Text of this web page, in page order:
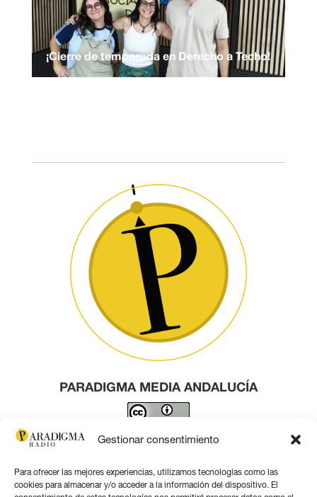
Gestionar consentimiento
Para ofrecer las mejores experiencias, utilizamos tecnologías como las
cookies para almacenar y/o acceder a la información del dispositivo. El
¡Cierre de temporada en Derecho a Techo!
PARADIGMA MEDIA ANDALUCÍA
Este obra está bajo una licencia de Creative Commons
Contacto por correo